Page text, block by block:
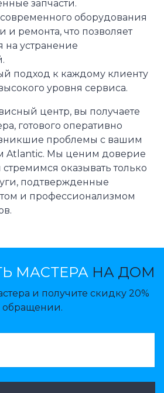
запчасти.
оборудования
и ремонта, что позволяет
на устранение
подход к каждому клиенту
уровня сервиса.
центр, вы получаете
готового оперативно
проблемы с вашим
Atlantic. Мы ценим доверие
оказывать только
подтвержденные
и профессионализмом
МАСТЕРА НА ДОМ
и получите скидку 20%